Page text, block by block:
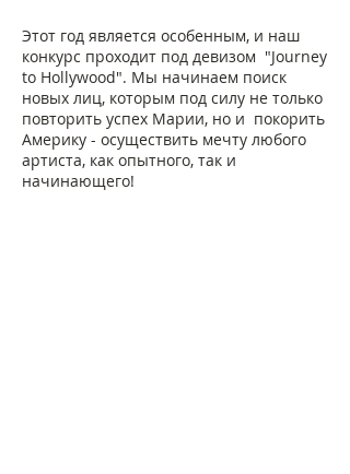
Этот год является особенным, и наш
конкурс проходит под девизом "Journey
to Hollywood". Мы начинаем поиск
новых лиц, которым под силу не только
повторить успех Марии, но и покорить
Америку - осуществить мечту любого
артиста, как опытного, так и
начинающего!